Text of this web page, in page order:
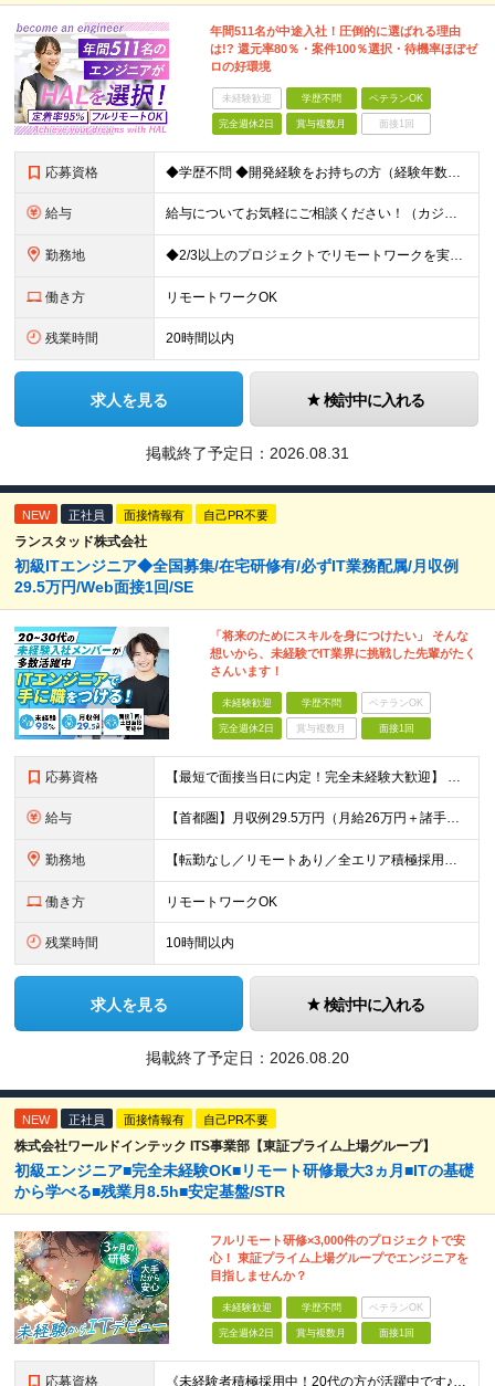
年間511名が中途入社！圧倒的に選ばれる理由
は!? 還元率80％・案件100％選択・待機率ほぼゼ
ロの好環境
未経験歓迎 学歴不問 ベテランOK
完全週休2日 賞与複数月 面接1回
応募資格 ◆学歴不問 ◆開発経験をお持ちの方（経験年数不問） ＜こんな方は大歓迎！＞ ◎今の収入をもっと増やしたい ◎もっと上流の案件で活躍したい ◎将来のキャリアにつながる案件に携わりたい ◎自分のやりたい
給与 給与についてお気軽にご相談ください！（カジュアル面談可能） 月給35万円～＋各種手当＋賞与2回 ※固定残業代は、時間外労働の有無に関わらず40時間分を87,500円～支給 ※超過分は別途支給 ※試用
勤務地 ◆2/3以上のプロジェクトでリモートワークを実施中！ ≪自社拠点≫ ・東京本社／東京都千代田区丸の内二丁目6番1号 丸の内パークビルディング6階 ・関西支社／⼤阪府⼤阪市中央区安⼟町2-3-13 ⼤
働き方 リモートワークOK
残業時間 20時間以内
求人を見る 検討中に入れる
掲載終了予定日： 2026.08.31
NEW 正社員 面接情報有 自己PR不要
ランスタッド株式会社
初級ITエンジニア◆全国募集/在宅研修有/必ずIT業務配属/月収例
29.5万円/Web面接1回/SE
「将来のためにスキルを身につけたい」 そんな
想いから、未経験でIT業界に挑戦した先輩がたく
さんいます！
未経験歓迎 学歴不問 ベテランOK
完全週休2日 賞与複数月 面接1回
応募資格 【最短で面接当日に内定！完全未経験大歓迎】 ・業種／職種未経験歓迎 ・社会人デビュー、第二新卒、既卒者大歓迎 ・学歴不問（文系、理系不問） ・20代～30代、男女問わず活躍中 ・服装、髪色自由 ・明確
給与 【首都圏】月収例29.5万円（月給26万円＋諸手当） 【東海・関西】月収例28.5万円（月給25万円＋諸手当） 【九州】月収例26万円（月給23万円＋諸手当） ※経験・スキル・前職給与を踏まえ、総合
勤務地 【転勤なし／リモートあり／全エリア積極採用中】 ・大手企業のプロジェクトが中心 ・勤務エリアは希望を考慮し決定 ・研修はリモートメインで実施します ・U&Iターンの方も大歓迎◎ ＜主なエリア＞ ■首
働き方 リモートワークOK
残業時間 10時間以内
求人を見る 検討中に入れる
掲載終了予定日： 2026.08.20
NEW 正社員 面接情報有 自己PR不要
株式会社ワールドインテック ITS事業部【東証プライム上場グループ】
初級エンジニア■完全未経験OK■リモート研修最大3ヵ月■ITの基礎
から学べる■残業月8.5h■安定基盤/STR
フルリモート研修×3,000件のプロジェクトで安
心！ 東証プライム上場グループでエンジニアを
目指しませんか？
未経験歓迎 学歴不問 ベテランOK
完全週休2日 賞与複数月 面接1回
応募資格 《未経験者積極採用中！20代の方が活躍中です♪》 ◎約4割が実務未経験入社！ ■学歴・職歴は一切問いません！ ■第二新卒の方もお気軽にご相談ください♪ ■入社してから数年は、転勤の可能性があります